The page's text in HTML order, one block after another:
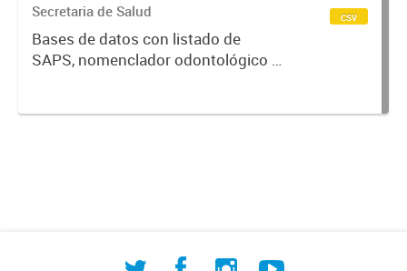
Secretaria de Salud
Bases de datos con listado de
SAPS, nomenclador odontológico y
csv